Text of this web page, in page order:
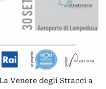
Venere degli Stracci a